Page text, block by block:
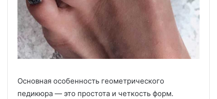
Основная особенность геометрического
педикюра — это простота и четкость форм.